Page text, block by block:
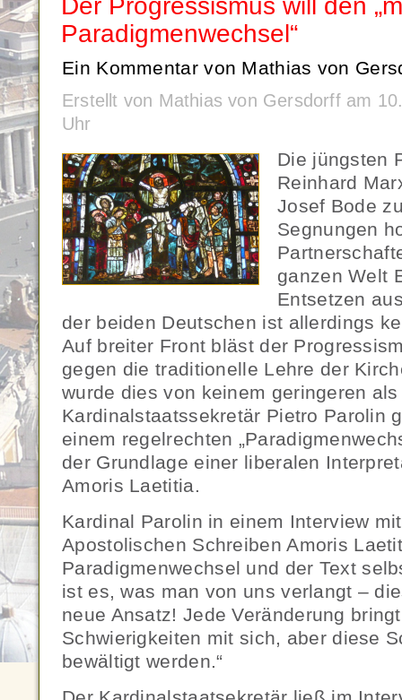
Der Progressismus will den
Paradigmenwechsel“
Ein Kommentar von Mathias von
Erstellt von Mathias von Gersdorff am
Uhr
Die jüngsten
Reinhard
Josef Bode
Segnungen
ganzen Welt
Entsetzen
der beiden Deutschen ist allerdings
Auf breiter Front bläst der
gegen die traditionelle Lehre der
wurde dies von keinem geringeren
Kardinalstaatssekretär Pietro Parolin
einem regelrechten
der Grundlage einer liberalen
Amoris Laetitia.
Kardinal Parolin in einem Interview
Apostolischen Schreiben Amoris
Paradigmenwechsel und der Text
ist es, was man von uns verlangt –
neue Ansatz! Jede Veränderung
Schwierigkeiten mit sich, aber diese
bewältigt werden.“